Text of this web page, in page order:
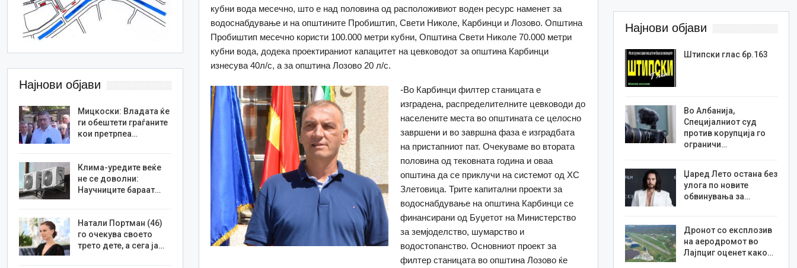
кубни вода месечно, што е над половина од расположивиот воден ресурс наменет за
водоснабдување и на општините Пробиштип, Свети Николе, Карбинци и Лозово. Општина
Пробиштип месечно користи 100.000 метри кубни, Општина Свети Николе 70.000 метри
кубни вода, додека проектираниот капацитет на цевководот за општина Карбинци
изнесува 40л/с, а за општина Лозово 20 л/с.
-Во Карбинци филтер станицата е
изградена, распределителните цевководи до
населените места во општината се целосно
завршени и во завршна фаза е изградбата
на пристапниот пат. Очекуваме во втората
половина од тековната година и оваа
општина да се приклучи на системот од ХС
Злетовица. Трите капитални проекти за
водоснабдување на општина Карбинци се
финансирани од Буџетот на Министерство
за земјоделство, шумарство и
водостопанство. Основниот проект за
филтер станицата во општина Лозово ќе
Најнови објави
Штипски глас бр.163
Во Албанија,
Специјалниот суд
против корупција го
ограничи…
Џаред Лето остана без
улога по новите
обвинувања за…
Дронот со експлозив
на аеродромот во
Лајпциг оценет како…
Најнови објави
Мицкоски: Владата ќе
ги обештети граѓаните
кои претрпеа…
Клима-уредите веќе
не се доволни:
Научниците бараат…
Натали Портман (46)
го очекува своето
трето дете, а сега ја…